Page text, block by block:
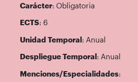
Carácter: Obligatoria
ECTS: 6
Unidad Temporal: Anual
Despliegue Temporal: Anual
Menciones/Especialidades: